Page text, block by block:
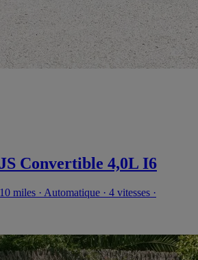
Convertible 4,0L I6
miles · Automatique · 4 vitesses ·